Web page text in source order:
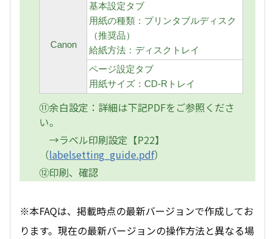
Canon
基本設定タブ
用紙の種類：プリンタブルディスク
（推奨品）
給紙方法：ディスクトレイ
ページ設定タブ
用紙サイズ：CD-Rトレイ
⑪余白設定：詳細は下記PDFをご参照くださ
い。
→ラベル印刷設定【P22】
（labelsetting_guide.pdf）
⑫印刷、確認
※本FAQは、掲載時点の最新バージョンで作成してお
ります。現在の最新バージョンの操作方法と異なる場